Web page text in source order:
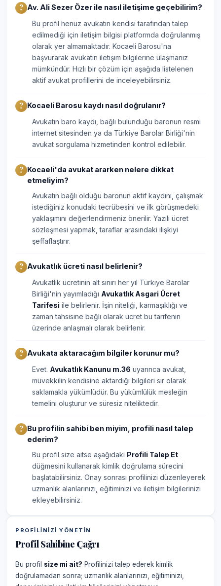
Av. Ali Sezer Özer ile nasıl iletişime geçebilirim?
Bu profil henüz avukatın kendisi tarafından talep
edilmediği için iletişim bilgisi platformda doğrulanmış
olarak yer almamaktadır. Kocaeli Barosu'na
başvurarak avukatın iletişim bilgilerine ulaşmanız
mümkündür. Hızlı bir çözüm için aşağıda listelenen
aktif avukat profillerini de inceleyebilirsiniz.
Kocaeli Barosu kaydı nasıl doğrulanır?
Avukatın baro kaydı, bağlı bulunduğu baronun resmi
internet sitesinden ya da Türkiye Barolar Birliği'nin
avukat sorgulama hizmetinden kontrol edilebilir.
Kocaeli'da avukat ararken nelere dikkat
etmeliyim?
Avukatın bağlı olduğu baronun aktif kaydını, çalışmak
istediğiniz konudaki tecrübesini ve ilk görüşmedeki
yaklaşımını değerlendirmeniz önerilir. Yazılı ücret
sözleşmesi yapmak, taraflar arasındaki ilişkiyi
şeffaflaştırır.
Avukatlık ücreti nasıl belirlenir?
Avukatlık ücretinin alt sınırı her yıl Türkiye Barolar
Birliği'nin yayımladığı Avukatlık Asgari Ücret
Tarifesi ile belirlenir. İşin niteliği, karmaşıklığı ve
zaman tahsisine bağlı olarak ücret bu tarifenin
üzerinde anlaşmalı olarak belirlenir.
Avukata aktaracağım bilgiler korunur mu?
Evet. Avukatlık Kanunu m.36 uyarınca avukat,
müvekkilin kendisine aktardığı bilgileri sır olarak
saklamakla yükümlüdür. Bu yükümlülük mesleğin
temelini oluşturur ve süresiz niteliktedir.
Bu profilin sahibi ben miyim, profili nasıl talep
ederim?
Bu profil size aitse aşağıdaki Profili Talep Et
düğmesini kullanarak kimlik doğrulama sürecini
başlatabilirsiniz. Onay sonrası profilinizi düzenleyerek
uzmanlık alanlarınızı, eğitiminizi ve iletişim bilgilerinizi
ekleyebilirsiniz.
PROFILINIZI YÖNETIN
Profil Sahibine Çağrı
Bu profil size mi ait? Profilinizi talep ederek kimlik
doğrulamadan sonra; uzmanlık alanlarınızı, eğitiminizi,